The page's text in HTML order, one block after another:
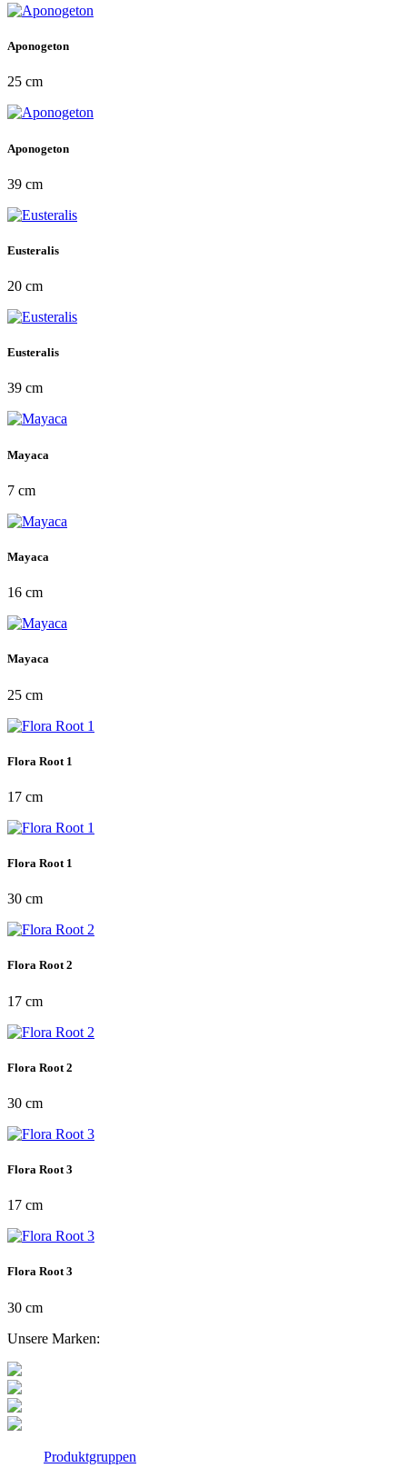
Aponogeton
25 cm
Aponogeton
39 cm
Eusteralis
20 cm
Eusteralis
39 cm
Mayaca
7 cm
Mayaca
16 cm
Mayaca
25 cm
Flora Root 1
17 cm
Flora Root 1
30 cm
Flora Root 2
17 cm
Flora Root 2
30 cm
Flora Root 3
17 cm
Flora Root 3
30 cm
Unsere Marken:
Produktgruppen